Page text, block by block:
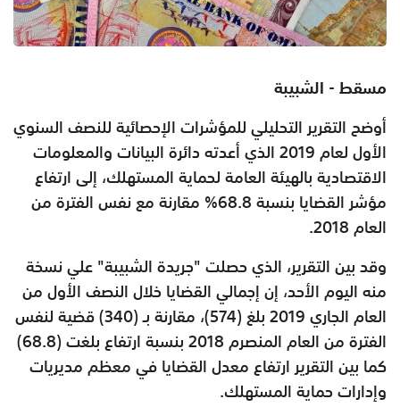
مسقط - الشبيبة
أوضح التقرير التحليلي للمؤشرات الإحصائية للنصف السنوي
الأول لعام 2019 الذي أعدته دائرة البيانات والمعلومات
الاقتصادية بالهيئة العامة لحماية المستهلك، إلى ارتفاع
مؤشر القضايا بنسبة 68.8% مقارنة مع نفس الفترة من
العام 2018
.
وقد بين التقرير، الذي حصلت "جريدة الشبيبة" علي نسخة
منه اليوم الأحد، إن إجمالي القضايا خلال النصف الأول من
العام الجاري 2019 بلغ (574)، مقارنة بـ (340) قضية لنفس
الفترة من العام المنصرم 2018 بنسبة ارتفاع بلغت (68.8)
كما بين التقرير ارتفاع معدل القضايا في معظم مديريات
وإدارات حماية المستهلك.